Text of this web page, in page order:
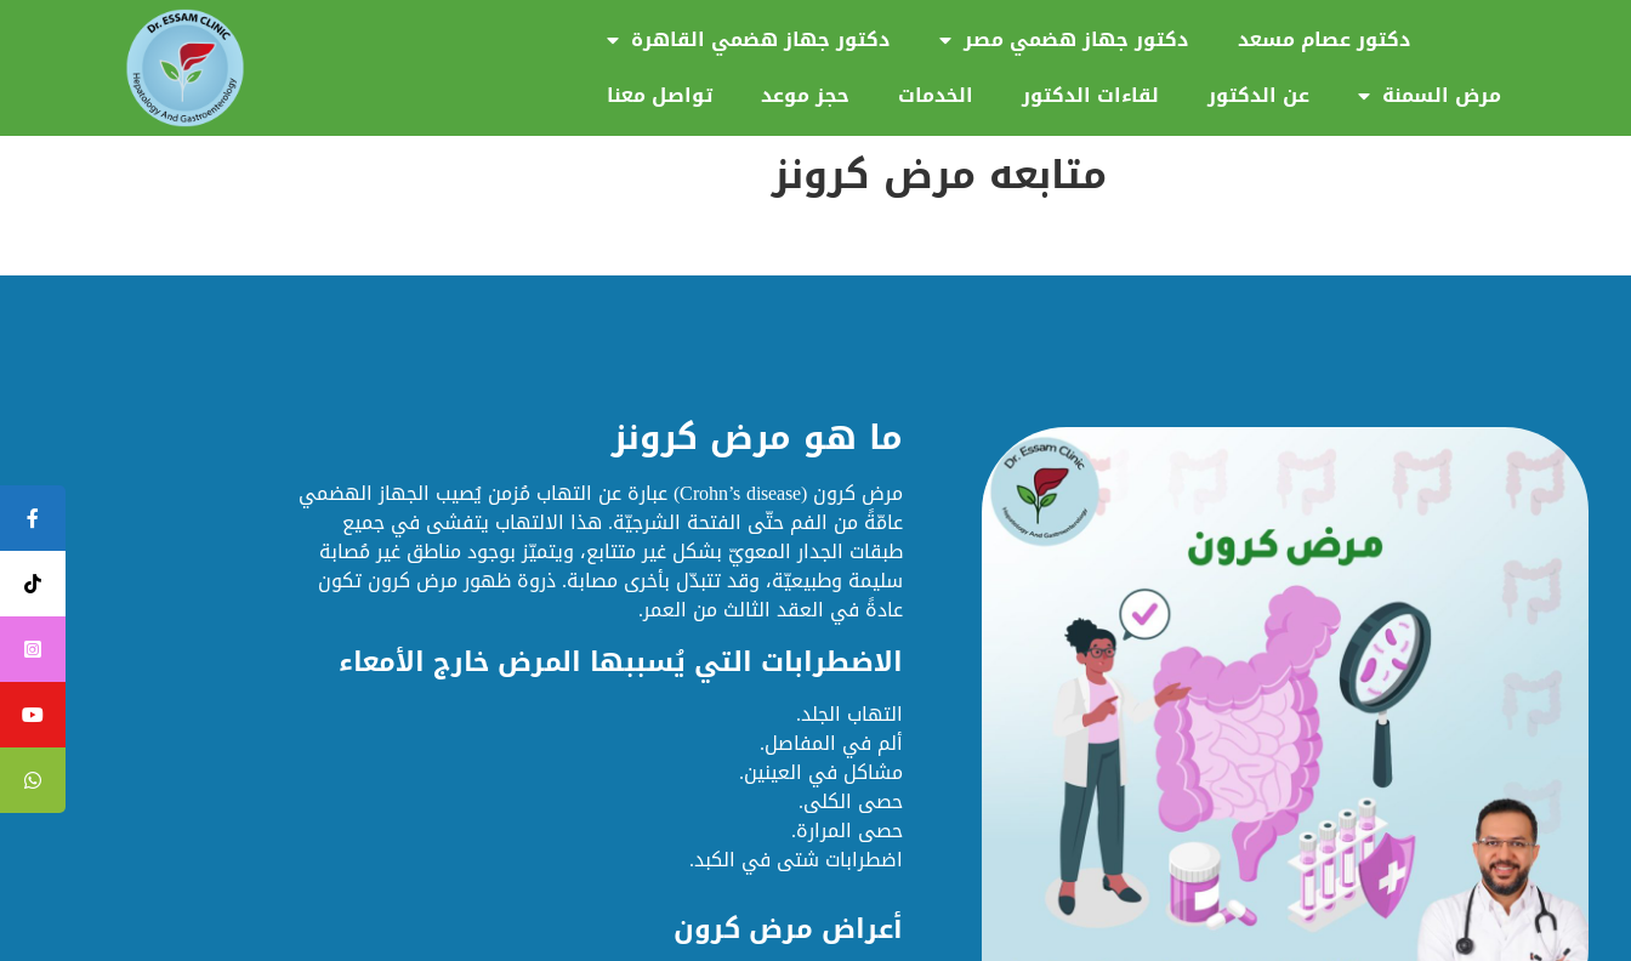
دكتور عصام مسعد دكتور جهاز هضمي مصر
دكتور جهاز هضمي القاهرة
مرض السمنة
عن الدكتور لقاءات الدكتور الخدمات حجز موعد تواصل معنا
متابعه مرض كرونز
ما هو مرض كرونز
مرض كرون (Crohn’s disease) عبارة عن التهاب مُزمن يُصيب الجهاز الهضمي
عامّةً من الفم حتّى الفتحة الشرجيّة. هذا الالتهاب يتفشى في جميع
طبقات الجدار المعويّ بشكل غير متتابع، ويتميّز بوجود مناطق غير مُصابة
سليمة وطبيعيّة، وقد تتبدّل بأخرى مصابة. ذروة ظهور مرض كرون تكون
عادةً في العقد الثالث من العمر.
الاضطرابات التي يُسببها المرض خارج الأمعاء
التهاب الجلد.
ألم في المفاصل.
مشاكل في العينين.
حصى الكلى.
حصى المرارة.
اضطرابات شتى في الكبد.
أعراض مرض كرون